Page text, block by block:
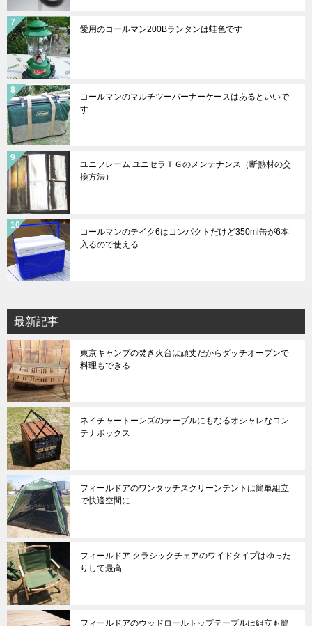
愛用のコールマン200Bランタンは蛙色です
コールマンのマルチツーバーナーケースはあるといいで
す
ユニフレーム ユニセラＴＧのメンテナンス（断熱材の交
換方法）
コールマンのテイク6はコンパクトだけど350ml缶が6本
入るので使える
最新記事
東京キャンプの焚き火台は頑丈だからダッチオープンで
料理もできる
ネイチャートーンズのテーブルにもなるオシャレなコン
テナボックス
フィールドアのワンタッチスクリーンテントは簡単組立
で快適空間に
フィールドア クラシックチェアのワイドタイプはゆった
りして最高
フィールドアのウッドロールトップテーブルは組立も簡